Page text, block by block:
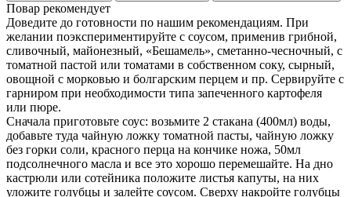
Повар рекомендует
Доведите до готовности по нашим рекомендациям. При
желании поэкспериментируйте с соусом, применив грибной,
сливочный, майонезный, «Бешамель», сметанно-чесночный, с
томатной пастой или томатами в собственном соку, сырный,
овощной с морковью и болгарским перцем и пр. Сервируйте с
гарниром при необходимости типа запеченного картофеля
или пюре.
Сначала приготовьте соус: возьмите 2 стакана (400мл) воды,
добавьте туда чайную ложку томатной пасты, чайную ложку
без горки соли, красного перца на кончике ножа, 50мл
подсолнечного масла и все это хорошо перемешайте. На дно
кастрюли или сотейника положите листья капуты, на них
уложите голубцы и залейте соусом. Сверху накройте голубцы